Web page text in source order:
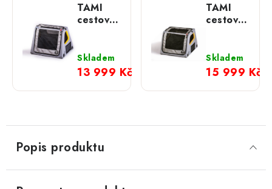
TAMI
cestovní
auta;
Speciál
Skladem
13 999 Kč
TAMI
cestovní
auta; XL
Skladem
15 999 Kč
Popis produktu